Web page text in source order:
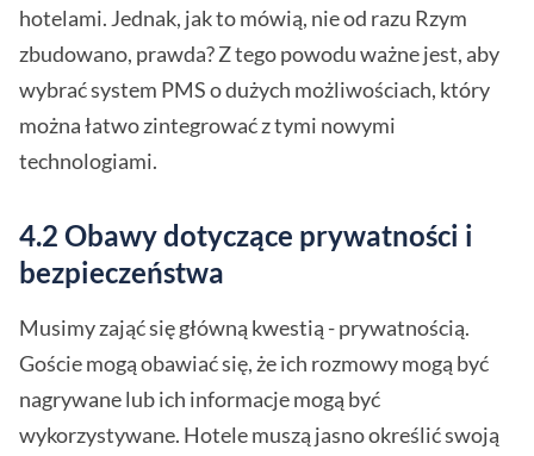
hotelami. Jednak, jak to mówią, nie od razu Rzym
zbudowano, prawda? Z tego powodu ważne jest, aby
wybrać system PMS o dużych możliwościach, który
można łatwo zintegrować z tymi nowymi
technologiami.
4.2 Obawy dotyczące prywatności i
bezpieczeństwa
Musimy zająć się główną kwestią - prywatnością.
Goście mogą obawiać się, że ich rozmowy mogą być
nagrywane lub ich informacje mogą być
wykorzystywane. Hotele muszą jasno określić swoją